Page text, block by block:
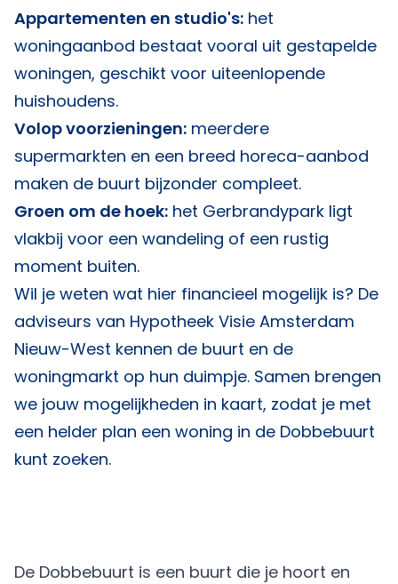
Appartementen en studio's: het
woningaanbod bestaat vooral uit gestapelde
woningen, geschikt voor uiteenlopende
huishoudens.
Volop voorzieningen: meerdere
supermarkten en een breed horeca-aanbod
maken de buurt bijzonder compleet.
Groen om de hoek: het Gerbrandypark ligt
vlakbij voor een wandeling of een rustig
moment buiten.
Wil je weten wat hier financieel mogelijk is? De
adviseurs van Hypotheek Visie Amsterdam
Nieuw-West kennen de buurt en de
woningmarkt op hun duimpje. Samen brengen
we jouw mogelijkheden in kaart, zodat je met
een helder plan een woning in de Dobbebuurt
kunt zoeken.
De Dobbebuurt is een buurt die je hoort en